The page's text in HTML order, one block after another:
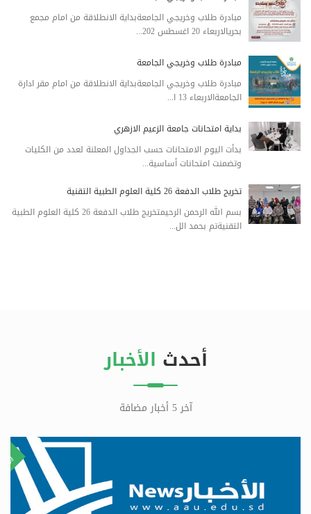
مبادرة طلاب وخريجي الجامعةبداية الانطلاقة من امام مجمع
بحريالاربعاء 20 اغسطس 202...
مبادرة طلاب وخريجي الجامعة
مبادرة طلاب وخريجي الجامعةبداية الانطلاقة من امام مقر ادارة
الجامعةالاربعاء 13 ا...
بداية امتحانات جامعة الزعيم الازهري
بدأت اليوم الامتحانات حسب الجداول المعلنة لعدد من الكليات
وتضمنت امتحانات أساسية...
تخريج طلاب الدفعة 26 كلية العلوم الطبية التقنية
بسم الله الرحمن الرحيمتخريج طلاب الدفعة 26 كلية العلوم الطبية
التقنيةتم بحمد الل...
أحدث الأخبار
آخر 5 أخبار مضافة